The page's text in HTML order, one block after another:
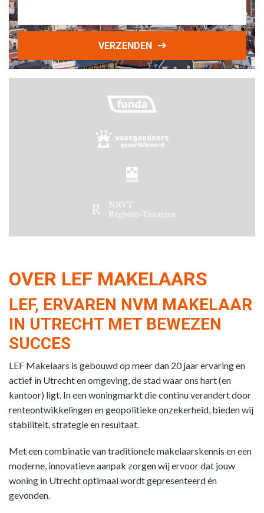
VERZENDEN
OVER LEF MAKELAARS
LEF, ERVAREN NVM MAKELAAR
IN UTRECHT MET BEWEZEN
SUCCES
LEF Makelaars is gebouwd op meer dan 20 jaar ervaring en
actief in Utrecht en omgeving, de stad waar ons hart (en
kantoor) ligt. In een woningmarkt die continu verandert door
renteontwikkelingen en geopolitieke onzekerheid, bieden wij
stabiliteit, strategie en resultaat.
Met een combinatie van traditionele makelaarskennis en een
moderne, innovatieve aanpak zorgen wij ervoor dat jouw
woning in Utrecht optimaal wordt gepresenteerd én
gevonden.